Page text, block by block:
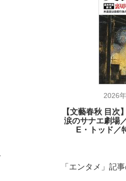
2026
【文藝春秋 目次
涙のサナエ劇場
E・トッド／
「エンタメ」記